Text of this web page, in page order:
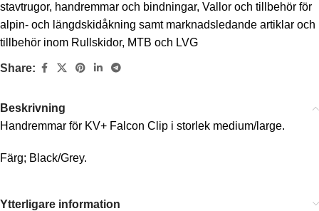
stavtrugor, handremmar och bindningar, Vallor och tillbehör för
alpin- och längdskidåkning samt marknadsledande artiklar och
tillbehör inom Rullskidor, MTB och LVG
Share:
Beskrivning
Handremmar för KV+ Falcon Clip i storlek medium/large.
Färg; Black/Grey.
Ytterligare information